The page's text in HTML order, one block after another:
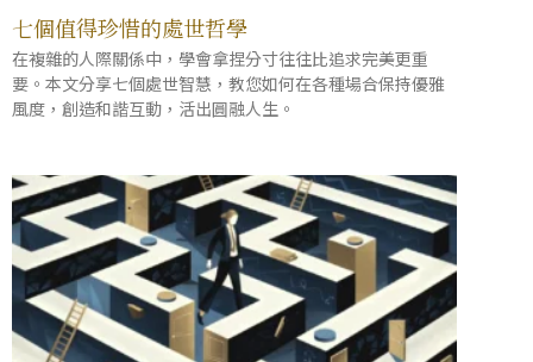
七個值得珍惜的處世哲學
在複雜的人際關係中，學會拿捏分寸往往比追求完美更重
要。本文分享七個處世智慧，教您如何在各種場合保持優雅
風度，創造和諧互動，活出圓融人生。